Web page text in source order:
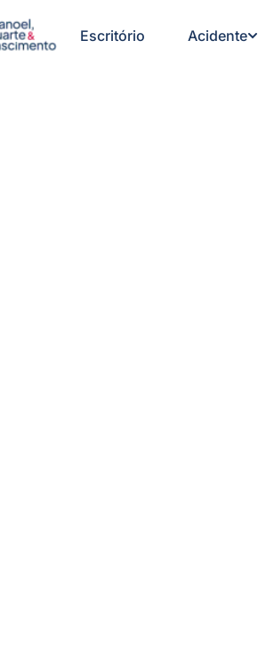
Escritório Acidente